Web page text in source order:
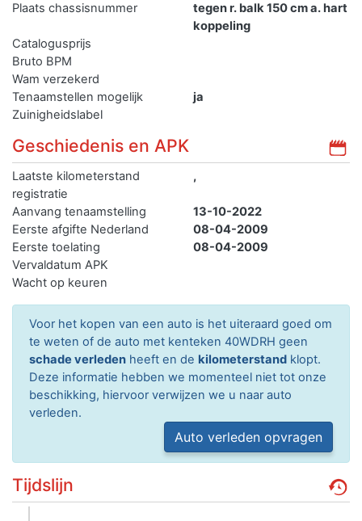
Plaats chassisnummer
tegen r. balk 150 cm a. hart
koppeling
Catalogusprijs
Bruto BPM
Wam verzekerd
Tenaamstellen mogelijk
ja
Zuinigheidslabel
Geschiedenis en APK
Laatste kilometerstand
registratie
,
Aanvang tenaamstelling
13-10-2022
Eerste afgifte Nederland
08-04-2009
Eerste toelating
08-04-2009
Vervaldatum APK
Wacht op keuren
Voor het kopen van een auto is het uiteraard goed om
te weten of de auto met kenteken 40WDRH geen
schade verleden heeft en de kilometerstand klopt.
Deze informatie hebben we momenteel niet tot onze
beschikking, hiervoor verwijzen we u naar auto
verleden.
Auto verleden opvragen
Tijdslijn